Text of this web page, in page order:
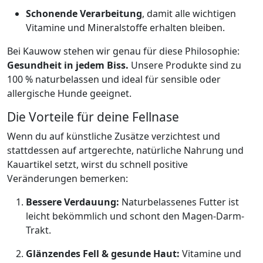
Schonende Verarbeitung, damit alle wichtigen
Vitamine und Mineralstoffe erhalten bleiben.
Bei Kauwow stehen wir genau für diese Philosophie:
Gesundheit in jedem Biss. Unsere Produkte sind zu
100 % naturbelassen und ideal für sensible oder
allergische Hunde geeignet.
Die Vorteile für deine Fellnase
Wenn du auf künstliche Zusätze verzichtest und
stattdessen auf artgerechte, natürliche Nahrung und
Kauartikel setzt, wirst du schnell positive
Veränderungen bemerken:
Bessere Verdauung: Naturbelassenes Futter ist
leicht bekömmlich und schont den Magen-Darm-
Trakt.
Glänzendes Fell & gesunde Haut: Vitamine und